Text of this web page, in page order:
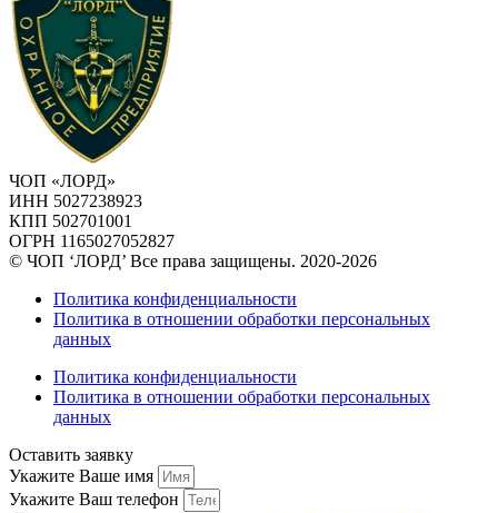
ЧОП «ЛОРД»
ИНН 5027238923
КПП 502701001
ОГРН 1165027052827
© ЧОП ‘ЛОРД’ Все права защищены. 2020-2026
Политика конфиденциальности
Политика в отношении обработки персональных
данных
Политика конфиденциальности
Политика в отношении обработки персональных
данных
Оставить заявку
Укажите Ваше имя
Укажите Ваш телефон